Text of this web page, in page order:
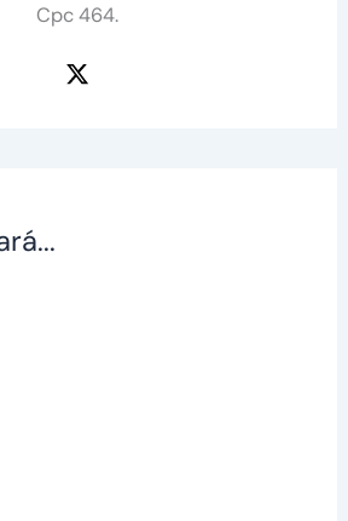
Cpc 464.